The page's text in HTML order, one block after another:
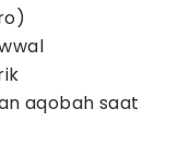
aqobah saat